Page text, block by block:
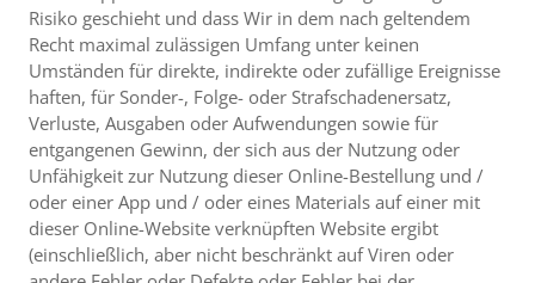
Risiko geschieht und dass Wir in dem nach geltendem
Recht maximal zulässigen Umfang unter keinen
Umständen für direkte, indirekte oder zufällige Ereignisse
haften, für Sonder-, Folge- oder Strafschadenersatz,
Verluste, Ausgaben oder Aufwendungen sowie für
entgangenen Gewinn, der sich aus der Nutzung oder
Unfähigkeit zur Nutzung dieser Online-Bestellung und /
oder einer App und / oder eines Materials auf einer mit
dieser Online-Website verknüpften Website ergibt
(einschließlich, aber nicht beschränkt auf Viren oder